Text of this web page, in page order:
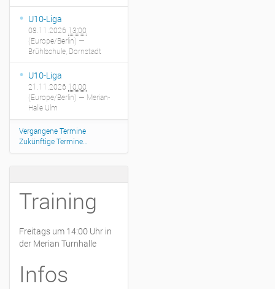
U10-Liga
08.11.2026 13:00
(Europe/Berlin) —
Brühlschule, Dornstadt
U10-Liga
21.11.2026 10:00
(Europe/Berlin) — Merian-
Halle Ulm
Vergangene Termine
Zukünftige Termine…
Training
Freitags um 14:00 Uhr in
der Merian Turnhalle
Infos